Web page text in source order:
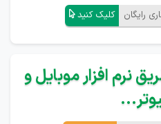
رایگان کلیک کنید
نرم افزار موبایل و